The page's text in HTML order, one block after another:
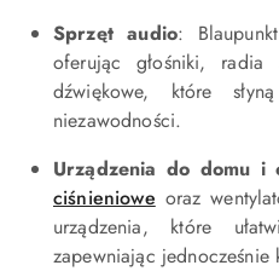
Sprzęt audio:
oferując głośniki, radia
dźwiękowe, które
niezawodności.
Urządzenia do domu i
ciśnieniowe oraz
urządzenia, które
zapewniając